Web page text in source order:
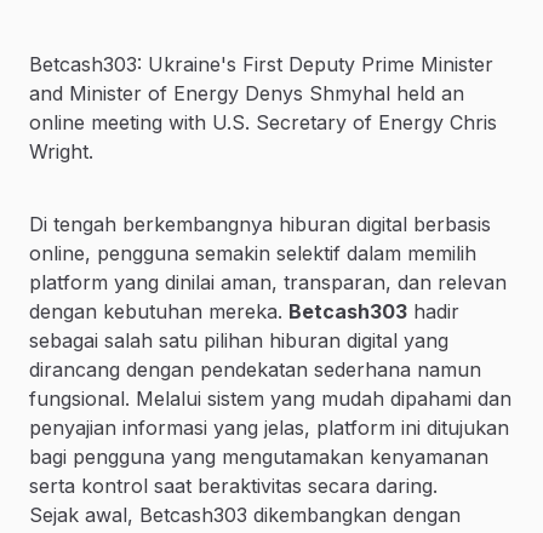
Betcash303: Ukraine's First Deputy Prime Minister
and Minister of Energy Denys Shmyhal held an
online meeting with U.S. Secretary of Energy Chris
Wright.
Di tengah berkembangnya hiburan digital berbasis
online, pengguna semakin selektif dalam memilih
platform yang dinilai aman, transparan, dan relevan
dengan kebutuhan mereka. Betcash303 hadir
sebagai salah satu pilihan hiburan digital yang
dirancang dengan pendekatan sederhana namun
fungsional. Melalui sistem yang mudah dipahami dan
penyajian informasi yang jelas, platform ini ditujukan
bagi pengguna yang mengutamakan kenyamanan
serta kontrol saat beraktivitas secara daring.
Sejak awal, Betcash303 dikembangkan dengan